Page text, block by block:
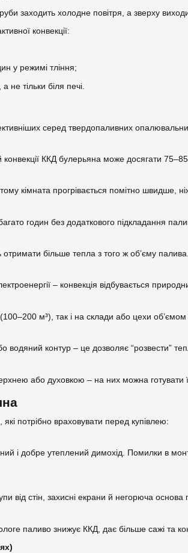
заходить холодне повітря, а зверху
конвекції:
у режимі тління;
не тільки біля печі.
серед твердопаливних
ККД булерьяна може досягати
кімната прогрівається помітно швидше,
годин без додаткового підкладання
більше тепла з того ж об’єму палива.
– конвекція відбувається
м³), так і на склади або цехи об’ємом
водяний контур – це дозволяє “розвести”
або духовкою – на них можна готувати
потрібно враховувати перед купівлею:
і добре утеплений димохід. Помилки в
від стін, захисні екрани й негорюча основа
паливо знижує ККД, дає більше сажі та